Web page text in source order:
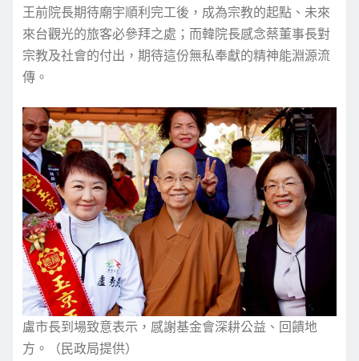
王前院長期待廟宇順利完工後，成為宗教的起點、未來
來台觀光的旅客必參拜之處；而韓院長感念蔡董事長對
宗教及社會的付出，期待這份無私奉獻的精神能淵源流
傳。
盧市長到場致意表示，感謝基金會深耕公益、回饋地
方。（民政局提供）